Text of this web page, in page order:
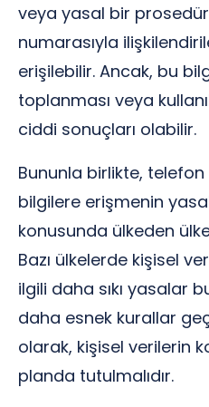
veya yasal bir
numarasıyla
erişilebilir. Ancak, bu
toplanması veya
ciddi sonuçları olabilir.
Bununla birlikte,
bilgilere erişmenin
konusunda ülkeden
Bazı ülkelerde kişisel
ilgili daha sıkı yasalar
daha esnek kurallar
olarak, kişisel verilerin
planda tutulmalıdır.